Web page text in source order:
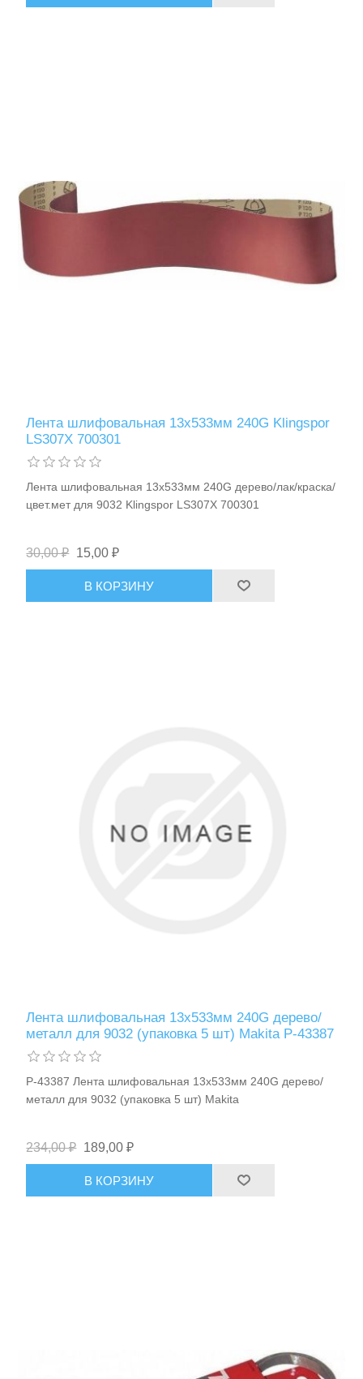
Лента шлифовальная 13х533мм 240G Klingspor
LS307X 700301
Лента шлифовальная 13х533мм 240G дерево/лак/краска/
цвет.мет для 9032 Klingspor LS307X 700301
30,00 ₽ 15,00 ₽
В КОРЗИНУ
Лента шлифовальная 13х533мм 240G дерево/
металл для 9032 (упаковка 5 шт) Makita P-43387
P-43387 Лента шлифовальная 13х533мм 240G дерево/
металл для 9032 (упаковка 5 шт) Makita
234,00 ₽ 189,00 ₽
В КОРЗИНУ